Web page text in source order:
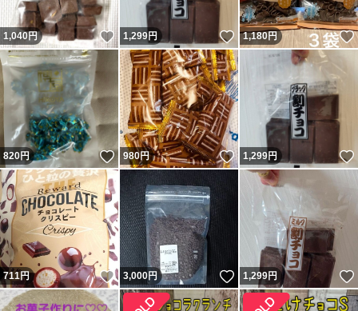
1,040円 いいね！
1,299円 いいね！
1,180円
820円 いいね！
980円 いいね！
1,299円
711円 いいね！
3,000円 いいね！
1,299円